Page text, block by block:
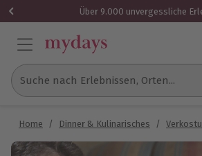
Über 9.000 unvergessliche
Suche nach Erlebnissen, Orten...
Home / Dinner & Kulinarisches /